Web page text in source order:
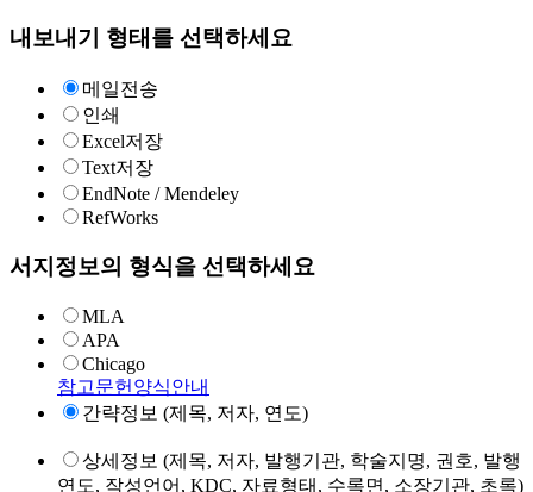
내보내기 형태를 선택하세요
메일전송
인쇄
Excel저장
Text저장
EndNote / Mendeley
RefWorks
서지정보의 형식을 선택하세요
MLA
APA
Chicago
참고문헌양식안내
간략정보 (제목, 저자, 연도)
상세정보 (제목, 저자, 발행기관, 학술지명, 권호, 발행
연도, 작성언어, KDC, 자료형태, 수록면, 소장기관, 초록)